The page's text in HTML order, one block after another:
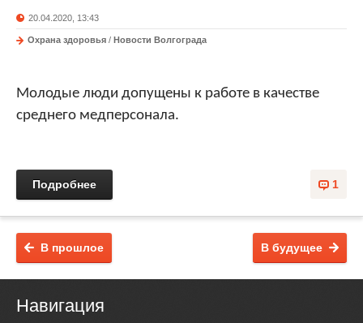
20.04.2020, 13:43
Охрана здоровья / Новости Волгограда
Молодые люди допущены к работе в качестве
среднего медперсонала.
1
Подробнее
В будущее
В прошлое
Навигация